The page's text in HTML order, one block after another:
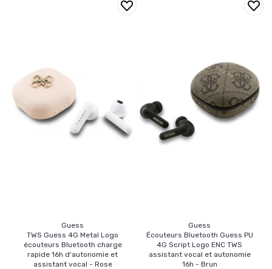
Guess
TWS Guess 4G Metal Logo
écouteurs Bluetooth charge
rapide 16h d'autonomie et
assistant vocal - Rose
Guess
Écouteurs Bluetooth Guess PU
4G Script Logo ENC TWS
assistant vocal et autonomie
16h - Brun